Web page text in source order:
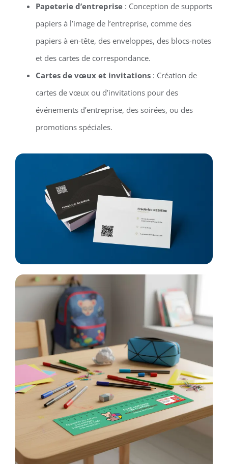
Papeterie d’entreprise: Conception de supports
papiers à l’image de l’entreprise, comme des
papiers à en-tête, des enveloppes, des blocs-notes
et des cartes de correspondance.
Cartes de vœux et invitations: Création de
cartes de vœux ou d’invitations pour des
événements d’entreprise, des soirées, ou des
promotions spéciales.